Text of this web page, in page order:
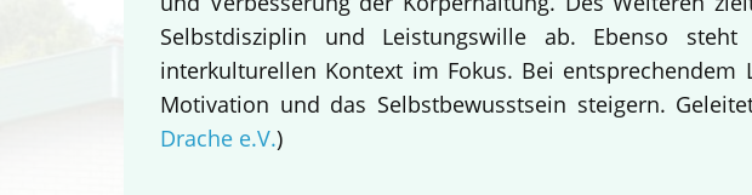
Selbstdisziplin und Leistungswille ab. Ebenso
interkulturellen Kontext im Fokus. Bei
Motivation und das Selbstbewusstsein steigern.
Drache e.V.)